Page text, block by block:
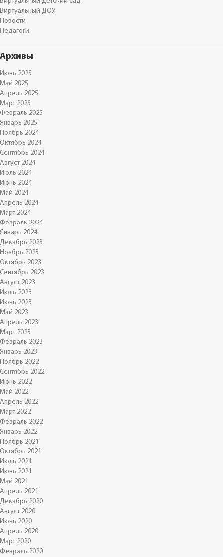
Виртуальный ДОУ
Новости
Педагоги
Архивы
Июнь 2025
Май 2025
Апрель 2025
Март 2025
Февраль 2025
Январь 2025
Ноябрь 2024
Октябрь 2024
Сентябрь 2024
Август 2024
Июль 2024
Июнь 2024
Май 2024
Апрель 2024
Март 2024
Февраль 2024
Январь 2024
Декабрь 2023
Ноябрь 2023
Октябрь 2023
Сентябрь 2023
Август 2023
Июль 2023
Июнь 2023
Май 2023
Апрель 2023
Март 2023
Февраль 2023
Январь 2023
Ноябрь 2022
Сентябрь 2022
Июнь 2022
Май 2022
Апрель 2022
Март 2022
Февраль 2022
Январь 2022
Ноябрь 2021
Октябрь 2021
Июль 2021
Июнь 2021
Май 2021
Апрель 2021
Декабрь 2020
Август 2020
Июнь 2020
Апрель 2020
Март 2020
Февраль 2020